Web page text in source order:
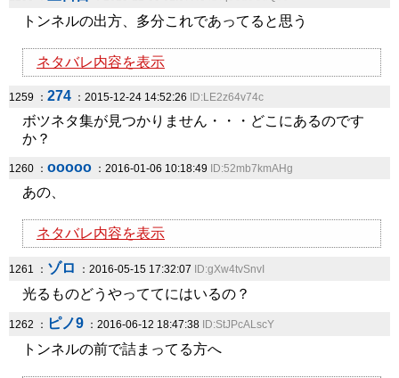
トンネルの出方、多分これであってると思う
ネタバレ内容を表示
1259 ： 274 ：2015-12-24 14:52:26 ID:LE2z64v74c
ボツネタ集が見つかりません・・・どこにあるのです
か？
1260 ： ooooo ：2016-01-06 10:18:49 ID:52mb7kmAHg
あの、
ネタバレ内容を表示
1261 ： ゾロ ：2016-05-15 17:32:07 ID:gXw4tvSnvI
光るものどうやっててにはいるの？
1262 ： ピノ9 ：2016-06-12 18:47:38 ID:StJPcALscY
トンネルの前で詰まってる方へ